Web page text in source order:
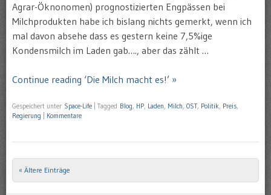
Agrar-Öknonomen) prognostizierten Engpässen bei
Milchprodukten habe ich bislang nichts gemerkt, wenn ich
mal davon absehe dass es gestern keine 7,5%ige
Kondensmilch im Laden gab…., aber das zählt …
Continue reading ‘Die Milch macht es!’ »
Gespeichert unter Space-Life Tagged Blog, HP, Laden, Milch, OST, Politik, Preis,
Regierung
Kommentare
Post navigation
« Ältere Einträge